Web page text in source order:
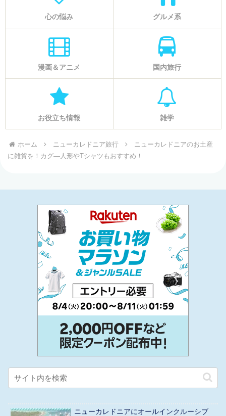
心の悩み グルメ系
漫画＆アニメ 国内旅行
お役立ち情報 雑学
ホーム ニューカレドニア旅行
ニューカレドニアのお土産
に雑貨を！カグ―人形やTシャツもおすすめ！
ニューカレドニアにオールインクルーシブ